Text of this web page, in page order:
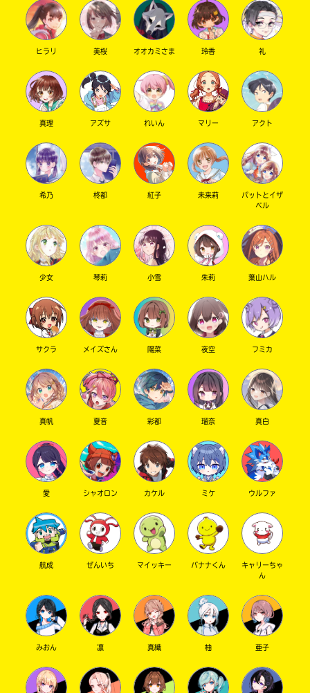
キーワードから探す
オフィシャルアカウント
SNSでシェアする
ヒラリ 美桜 オオカミさま 玲香 礼
真理 アズサ れいん マリー アクト
希乃 柊都 紅子 未来莉
パットとイザ
ベル
少女 琴莉 小雪 朱莉 葉山ハル
サクラ メイズさん 陽菜 夜空 フミカ
真帆 夏音 彩都 瑠奈 真白
愛 シャオロン カケル ミケ ウルファ
航成 ぜんいち マイッキー バナナくん
キャリーちゃ
ん
みおん 凛 真織 柚 亜子